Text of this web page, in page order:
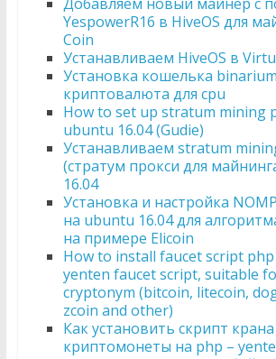
YespowerR16 в HiveOS для
Coin
Устанавливаем HiveOS в
Установка кошелька
криптовалюта для cpu
How to set up stratum mining
ubuntu 16.04 (Gudie)
Устанавливаем stratum
(стратум прокси для
16.04
Установка и настройка
на ubuntu 16.04 для
на примере Elicoin
How to install faucet script
yenten faucet script, suitable
cryptonym (bitcoin, litecoin,
zcoin and other)
Как установить скрипт
криптомонеты на php –